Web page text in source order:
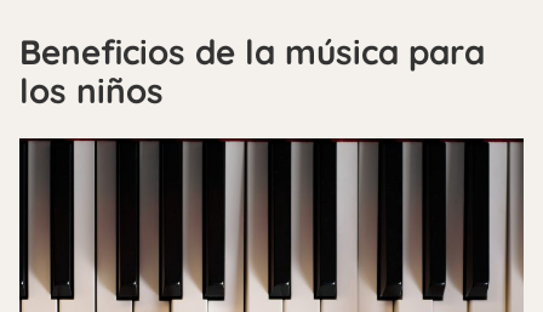
Beneficios de la música para
los niños